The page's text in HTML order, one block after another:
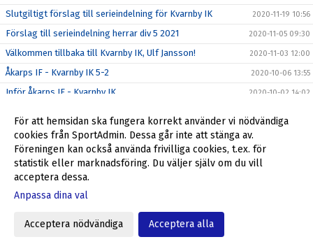
Slutgiltigt förslag till serieindelning för Kvarnby IK 2020-11-19 10:56
Förslag till serieindelning herrar div 5 2021 2020-11-05 09:30
Välkommen tillbaka till Kvarnby IK, Ulf Jansson! 2020-11-03 12:00
Åkarps IF - Kvarnby IK 5-2 2020-10-06 13:55
Inför Åkarps IF - Kvarnby IK 2020-10-02 14:02
Inför Kvarnby IK - KSF Kosova IF 2020-09-25 12:04
Kvarnby IK - BK Höllviken 1-4 2020-09-22 11:59
Limhamns FF - Kvarnby IK 5-0
Kvarnby IK - FC Trelleborg 2-9
För att hemsidan ska fungera korrekt använder vi nödvändiga
cookies från SportAdmin. Dessa går inte att stänga av.
Föreningen kan också använda frivilliga cookies, t.ex. för
statistik eller marknadsföring. Du väljer själv om du vill
acceptera dessa.
Anpassa dina val
Acceptera nödvändiga Acceptera alla